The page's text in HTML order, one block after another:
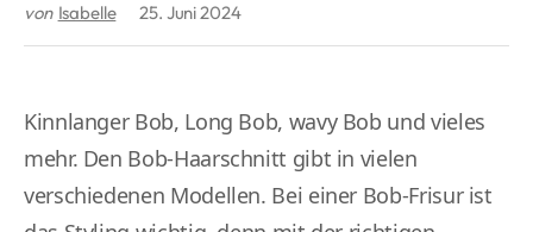
von Isabelle 25. Juni 2024
Kinnlanger Bob, Long Bob, wavy Bob und vieles
mehr. Den Bob-Haarschnitt gibt in vielen
verschiedenen Modellen. Bei einer Bob-Frisur ist